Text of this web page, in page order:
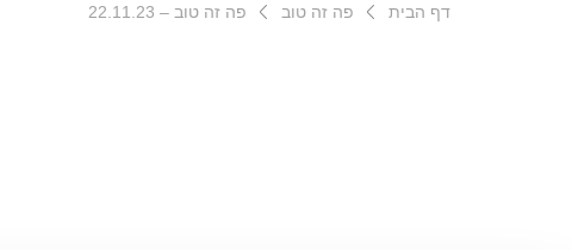
דף הבית פה זה טוב פה זה טוב – 22.11.23